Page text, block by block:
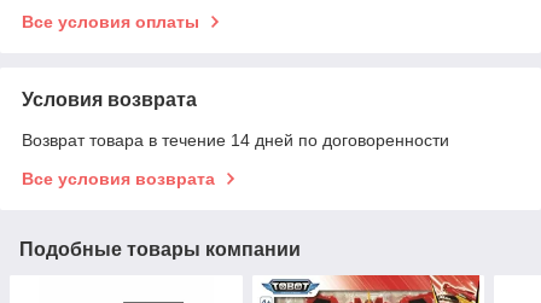
Все условия оплаты
Условия возврата
Возврат товара в течение 14 дней по договоренности
Все условия возврата
Подобные товары компании